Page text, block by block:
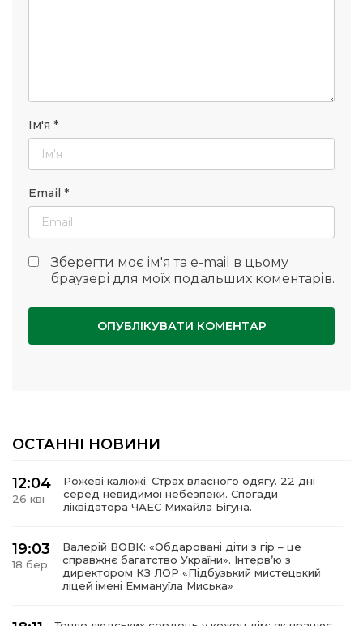
Ім'я *
Email *
Зберегти моє ім'я та e-mail в цьому
браузері для моїх подальших коментарів.
ОСТАННІ НОВИНИ
12:04
26 кві
Рожеві калюжі. Страх власного одягу. 22 дні
серед невидимої небезпеки. Спогади
ліквідатора ЧАЕС Михайла Бігуна.
19:03
18 бер
Валерій ВОВК: «Обдаровані діти з гір – це
справжнє багатство України». Інтервʼю з
директором КЗ ЛОР «Підбузький мистецький
ліцей імені Еммануїла Миська»